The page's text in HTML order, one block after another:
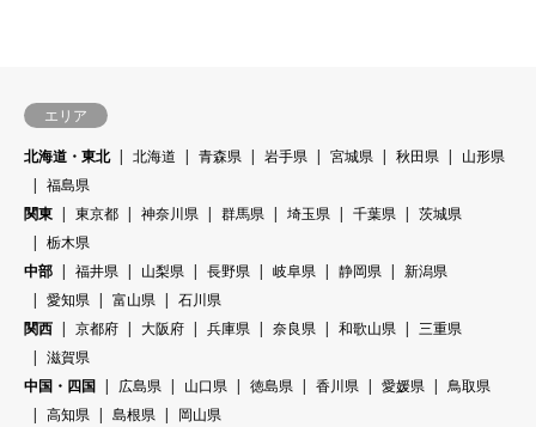
エリア
北海道・東北
北海道 青森県 岩手県 宮城県 秋田県
山形県
福島県
関東
東京都 神奈川県 群馬県 埼玉県 千葉県
茨城県
栃木県
中部
福井県 山梨県 長野県 岐阜県 静岡県
新潟県
愛知県
富山県
石川県
関西
京都府 大阪府 兵庫県 奈良県 和歌山県
三重県
滋賀県
中国・四国
広島県 山口県 徳島県 香川県 愛媛県
鳥取県
高知県
島根県
岡山県